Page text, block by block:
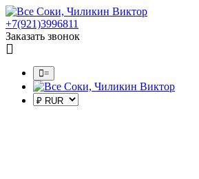
+7(921)3996811
Заказать звонок
=